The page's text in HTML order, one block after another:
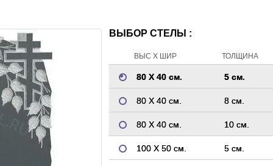
ВЫБОР СТЕЛЫ :
ВЫС Х ШИР ТОЛЩИНА
80 Х 40 см. 5 см.
80 Х 40 см. 8 см.
80 Х 40 см. 10 см.
100 Х 50 см. 5 см.